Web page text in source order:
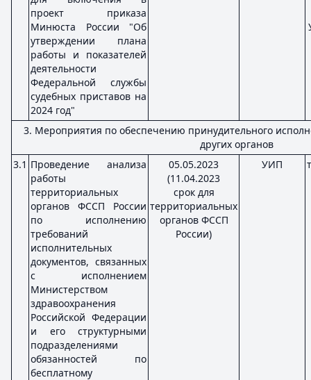
проект приказа
Минюста России "Об
утверждении плана
работы и показателей
деятельности
Федеральной службы
судебных приставов на
2024 год"
3. Мероприятия по обеспечению принудительного
других органов
3.1 Проведение анализа
работы
территориальных
органов ФССП России
по исполнению
требований
исполнительных
документов, связанных
с исполнением
Министерством
здравоохранения
Российской Федерации
и его структурными
подразделениями
обязанностей по
бесплатному
05.05.2023
(11.04.2023
срок для
территориальных
органов ФССП
России)
УИП